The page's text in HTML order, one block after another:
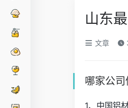
山东
文章
哪家公司
1、中国铝